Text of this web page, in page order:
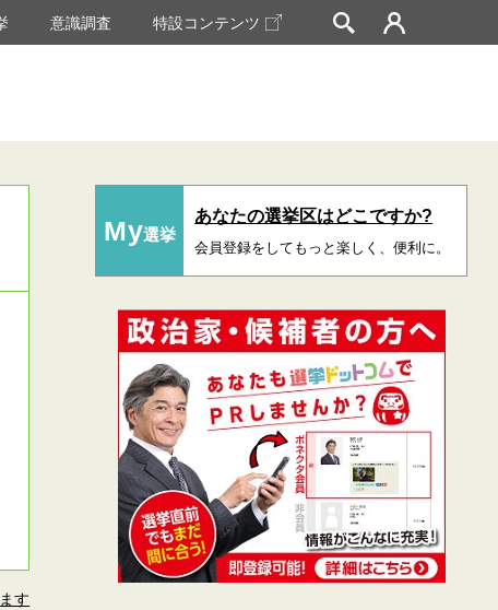
意識調査 特設コンテンツ
す
My選挙
あなたの選挙区はどこですか?
会員登録をしてもっと楽しく、便利に。